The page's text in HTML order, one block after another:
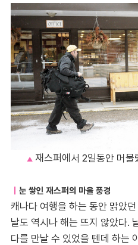
▲ 재스퍼에서 2일동안 머
눈 쌓인 재스퍼의 마을 풍경
캐나다 여행을 하는 동안 맑았
날도 역시나 해는 뜨지 않았다.
다를 만날 수 있었을 텐데 하는